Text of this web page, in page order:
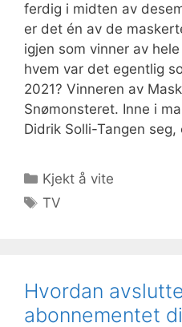
ferdig i midten av
er det én av de
igjen som vinner av
hvem var det egentlig
2021? Vinneren av
Snømonsteret. Inne i
Didrik Solli-Tangen seg,
Kategorier
Kjekt å vite
Stikkord
TV
Hvordan
abonnementet